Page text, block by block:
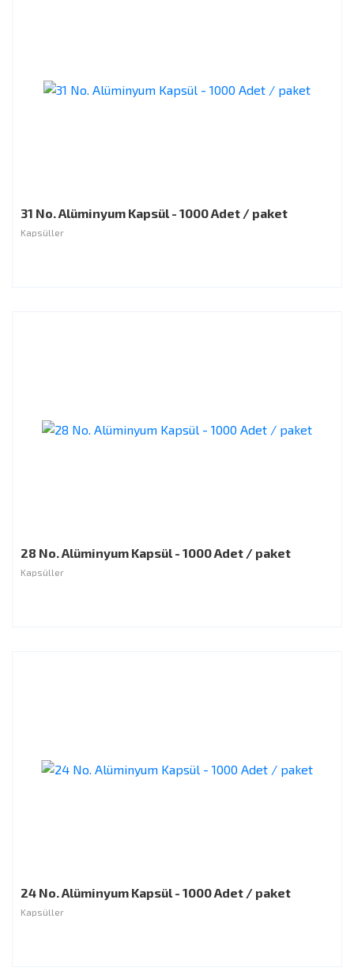
31 No. Alüminyum Kapsül - 1000 Adet / paket
Kapsüller
28 No. Alüminyum Kapsül - 1000 Adet / paket
Kapsüller
24 No. Alüminyum Kapsül - 1000 Adet / paket
Kapsüller